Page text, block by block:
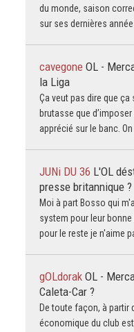
du monde, saison
sur ses dernières
cavegone OL -
la Liga
Ça veut pas dire que
brutasse que
apprécié sur le banc. On
JUNi DU 36 L'OL
presse britannique ?
Moi à part Bosso qui
system pour leur
pour le reste je n'aime
gOLdorak OL -
Caleta-Car ?
De toute façon, à partir
économique du club